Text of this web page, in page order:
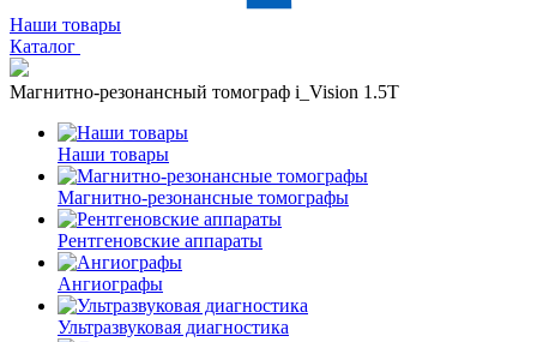
Наши товары
Каталог
Магнитно-резонансный томограф i_Vision 1.5T
Наши товары
Магнитно-резонансные томографы
Рентгеновские аппараты
Ангиографы
Ультразвуковая диагностика